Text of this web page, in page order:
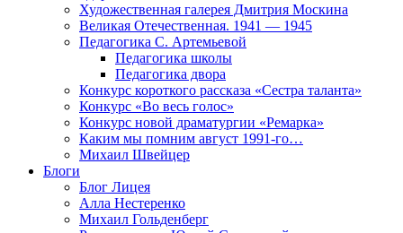
Художественная галерея Дмитрия Москина
Великая Отечественная. 1941 — 1945
Педагогика С. Артемьевой
Педагогика школы
Педагогика двора
Конкурс короткого рассказа «Сестра таланта»
Конкурс «Во весь голос»
Конкурс новой драматургии «Ремарка»
Каким мы помним август 1991-го…
Михаил Швейцер
Блоги
Блог Лицея
Алла Нестеренко
Михаил Гольденберг